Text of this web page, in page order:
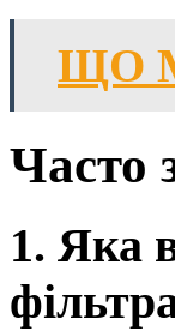
ЩО
Часто
1. Яка